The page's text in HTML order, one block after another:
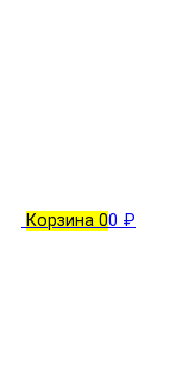
Корзина 00 ₽